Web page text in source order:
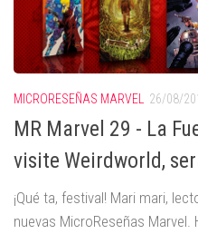
MICRORESEÑAS MARVEL 26/08/
MR Marvel 29 - La
visite Weirdworld,
¡Qué ta, festival! Mari mari,
nuevas MicroReseñas